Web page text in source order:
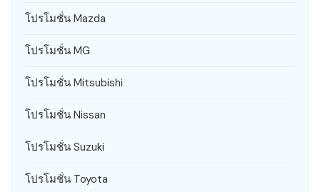
โปรโมชั่น Mazda
โปรโมชั่น MG
โปรโมชั่น Mitsubishi
โปรโมชั่น Nissan
โปรโมชั่น Suzuki
โปรโมชั่น Toyota